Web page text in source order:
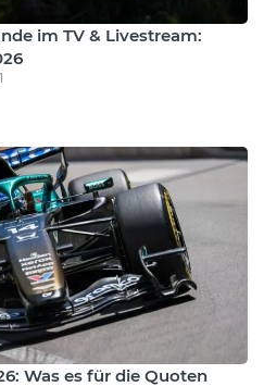
im TV & Livestream:
Was es für die Quoten